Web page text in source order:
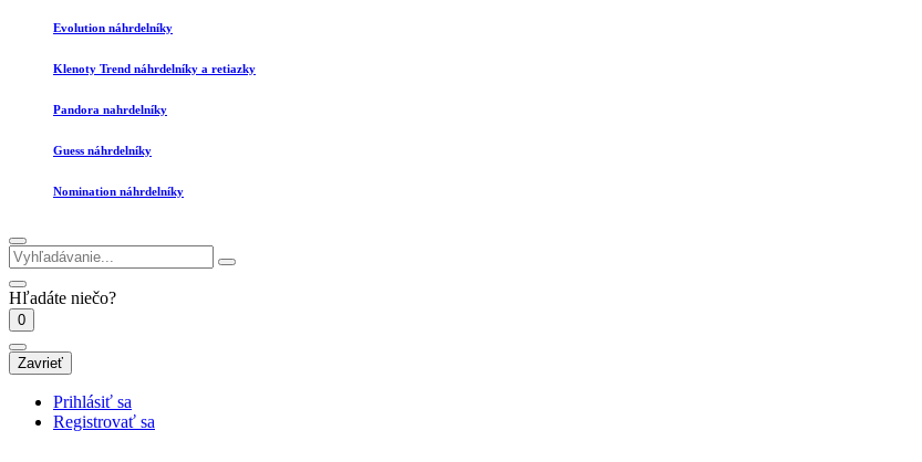
Evolution náhrdelníky
Klenoty Trend náhrdelníky a retiazky
Pandora nahrdelníky
Guess náhrdelníky
Nomination náhrdelníky
Hľadáte niečo?
0
Zavrieť
Prihlásiť sa
Registrovať sa